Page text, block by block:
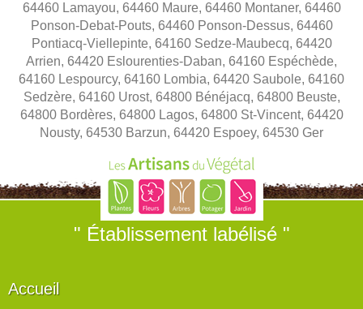
64460 Lamayou, 64460 Maure, 64460 Montaner, 64460
Ponson-Debat-Pouts, 64460 Ponson-Dessus, 64460
Pontiacq-Viellepinte, 64160 Sedze-Maubecq, 64420
Arrien, 64420 Eslourenties-Daban, 64160 Espéchède,
64160 Lespourcy, 64160 Lombia, 64420 Saubole, 64160
Sedzère, 64160 Urost, 64800 Bénéjacq, 64800 Beuste,
64800 Bordères, 64800 Lagos, 64800 St-Vincent, 64420
Nousty, 64530 Barzun, 64420 Espoey, 64530 Ger
" Établissement labélisé "
Accueil